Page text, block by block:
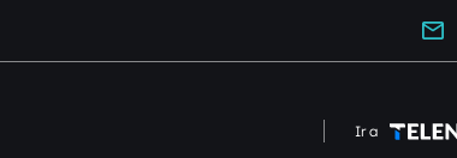
Ir a